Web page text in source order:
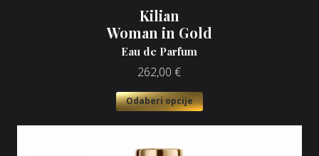
Kilian
Woman in Gold
Eau de Parfum
262,00 €
Odaberi opcije